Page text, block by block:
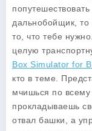
дальнобойщик, то
то, что тебе
целую
Box Simulator for
кто в теме.
мчишься по
прокладываешь
отвал башки, а